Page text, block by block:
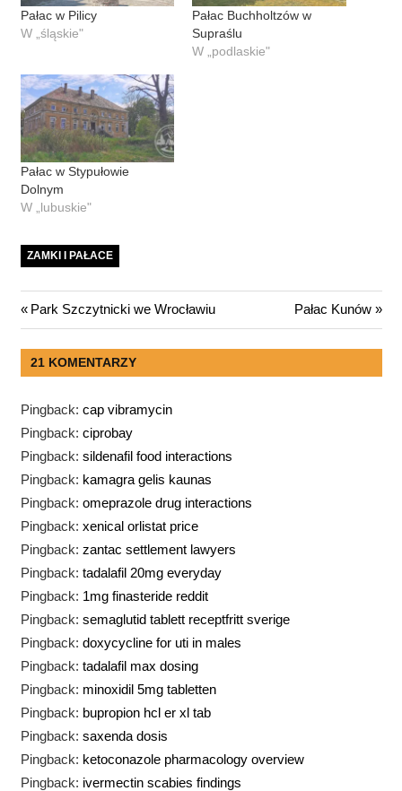
Pałac w Pilicy
W „śląskie"
Pałac Buchholtzów w
Supraślu
W „podlaskie"
Pałac w Stypułowie
Dolnym
W „lubuskie"
ZAMKI I PAŁACE
Nawigacja
wpisu
Previous
Post:
Park Szczytnicki we Wrocławiu
Next
Post:
Pałac Kunów
21 KOMENTARZY
Pingback: cap vibramycin
Pingback: ciprobay
Pingback: sildenafil food interactions
Pingback: kamagra gelis kaunas
Pingback: omeprazole drug interactions
Pingback: xenical orlistat price
Pingback: zantac settlement lawyers
Pingback: tadalafil 20mg everyday
Pingback: 1mg finasteride reddit
Pingback: semaglutid tablett receptfritt sverige
Pingback: doxycycline for uti in males
Pingback: tadalafil max dosing
Pingback: minoxidil 5mg tabletten
Pingback: bupropion hcl er xl tab
Pingback: saxenda dosis
Pingback: ketoconazole pharmacology overview
Pingback: ivermectin scabies findings